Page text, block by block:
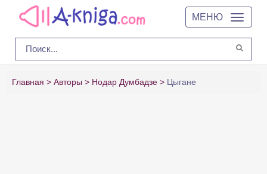
МЕНЮ
Главная Авторы Нодар Думбадзе Цыгане